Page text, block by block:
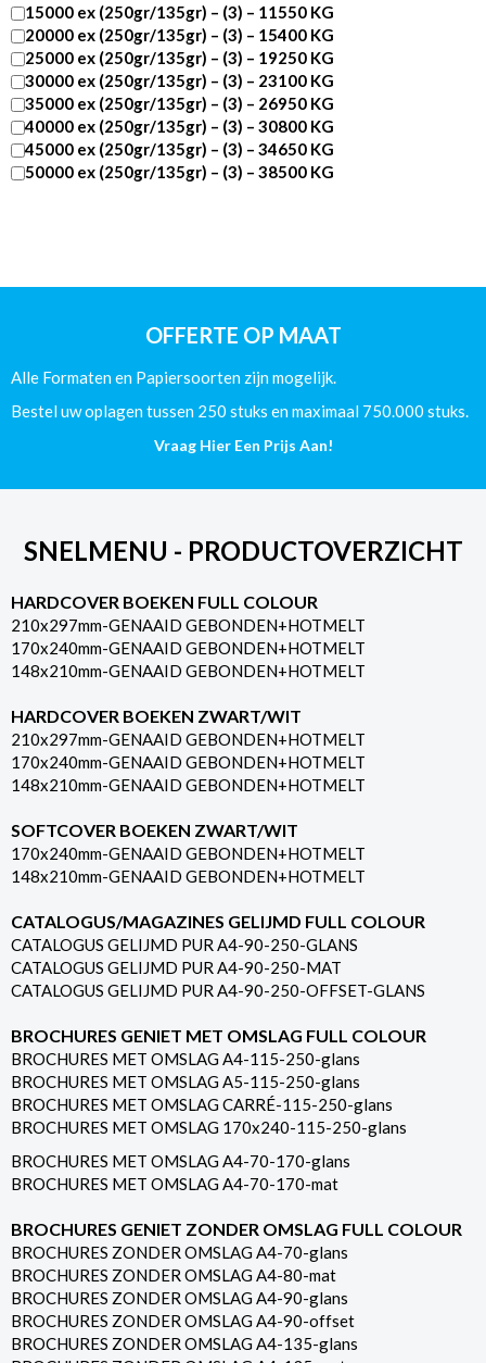
15000 ex (250gr/135gr) – (3) – 11550 KG
20000 ex (250gr/135gr) – (3) – 15400 KG
25000 ex (250gr/135gr) – (3) – 19250 KG
30000 ex (250gr/135gr) – (3) – 23100 KG
35000 ex (250gr/135gr) – (3) – 26950 KG
40000 ex (250gr/135gr) – (3) – 30800 KG
45000 ex (250gr/135gr) – (3) – 34650 KG
50000 ex (250gr/135gr) – (3) – 38500 KG
Catalogus
aantal
OFFERTE OP MAAT
Alle Formaten en Papiersoorten zijn mogelijk.
Bestel uw oplagen tussen 250 stuks en maximaal 750.000 stuks.
Vraag Hier Een Prijs Aan!
SNELMENU - PRODUCTOVERZICHT
HARDCOVER BOEKEN FULL COLOUR
210x297mm-GENAAID GEBONDEN+HOTMELT
170x240mm-GENAAID GEBONDEN+HOTMELT
148x210mm-GENAAID GEBONDEN+HOTMELT
HARDCOVER BOEKEN ZWART/WIT
210x297mm-GENAAID GEBONDEN+HOTMELT
170x240mm-GENAAID GEBONDEN+HOTMELT
148x210mm-GENAAID GEBONDEN+HOTMELT
SOFTCOVER BOEKEN ZWART/WIT
170x240mm-GENAAID GEBONDEN+HOTMELT
148x210mm-GENAAID GEBONDEN+HOTMELT
CATALOGUS/MAGAZINES GELIJMD FULL COLOUR
CATALOGUS GELIJMD PUR A4-90-250-GLANS
CATALOGUS GELIJMD PUR A4-90-250-MAT
CATALOGUS GELIJMD PUR A4-90-250-OFFSET-GLANS
BROCHURES GENIET MET OMSLAG FULL COLOUR
BROCHURES MET OMSLAG A4-115-250-glans
BROCHURES MET OMSLAG A5-115-250-glans
BROCHURES MET OMSLAG CARRÉ-115-250-glans
BROCHURES MET OMSLAG 170x240-115-250-glans
BROCHURES MET OMSLAG A4-70-170-glans
BROCHURES MET OMSLAG A4-70-170-mat
BROCHURES GENIET ZONDER OMSLAG FULL COLOUR
BROCHURES ZONDER OMSLAG A4-70-glans
BROCHURES ZONDER OMSLAG A4-80-mat
BROCHURES ZONDER OMSLAG A4-90-glans
BROCHURES ZONDER OMSLAG A4-90-offset
BROCHURES ZONDER OMSLAG A4-135-glans